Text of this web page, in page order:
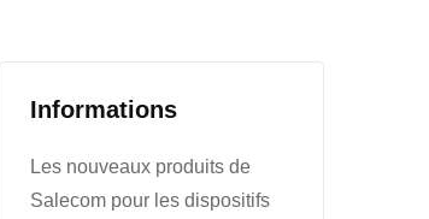
Informations
Les nouveaux produits de
Salecom pour les dispositifs